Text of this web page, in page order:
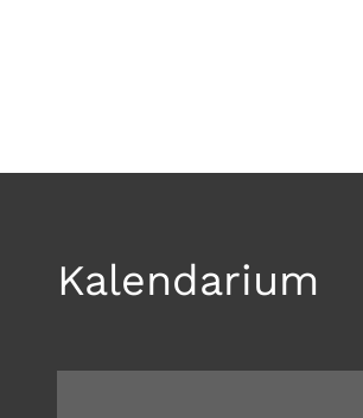
Kalendarium